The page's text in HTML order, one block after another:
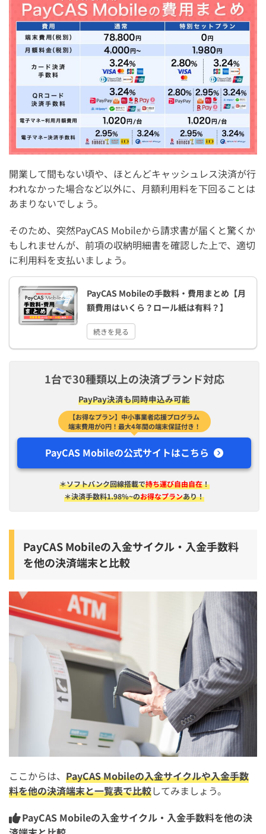
開業して間もない頃や、ほとんどキャッシュレス決済が行
われなかった場合など以外に、月額利用料を下回ることは
あまりないでしょう。
そのため、突然PayCAS Mobileから請求書が届くと驚くか
もしれませんが、前項の収納明細書を確認した上で、適切
に利用料を支払いましょう。
PayCAS Mobileの手数料・費用まとめ【月
額費用はいくら？ロール紙は有料？】
続きを見る
1台で30種類以上の決済ブランド対応
PayPay決済も同時申込み可能
【お得なプラン】中小事業者応援プログラム
端末費用が0円！最大4年間の端末保証付き！
PayCAS Mobileの公式サイトはこちら
＊ソフトバンク回線搭載で持ち運び自由自在！
＊決済手数料1.98%~のお得なプランあり！
PayCAS Mobileの入金サイクル・入金手数料
を他の決済端末と比較
ここからは、 PayCAS Mobileの入金サイクルや入金手数
料を他の決済端末と一覧表で比較してみましょう。
PayCAS Mobileの入金サイクル・入金手数料を他の決